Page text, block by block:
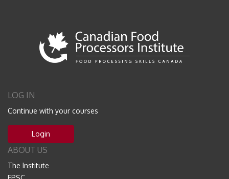
LOG IN
Continue with your courses
Login
ABOUT US
The Institute